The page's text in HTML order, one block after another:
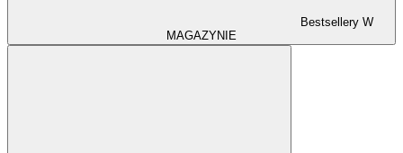
Bestsellery W
MAGAZYNIE